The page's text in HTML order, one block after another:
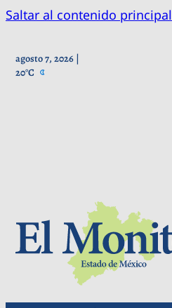
Saltar al contenido principal
agosto 7, 2026 |
20°C